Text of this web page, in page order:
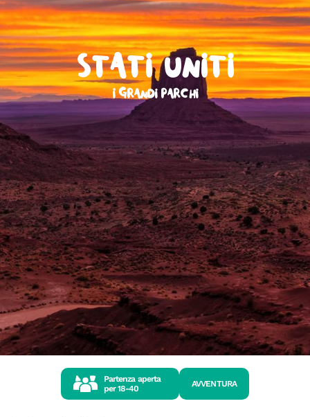
Stati Uniti
I grandi parchi
Partenza aperta
per18-40
AVVENTURA